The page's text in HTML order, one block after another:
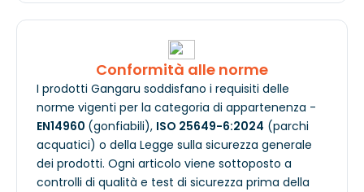
Conformità alle norme
I prodotti Gangaru soddisfano i requisiti delle
norme vigenti per la categoria di appartenenza -
EN14960 (gonfiabili), ISO 25649-6:2024 (parchi
acquatici) o della Legge sulla sicurezza generale
dei prodotti. Ogni articolo viene sottoposto a
controlli di qualità e test di sicurezza prima della